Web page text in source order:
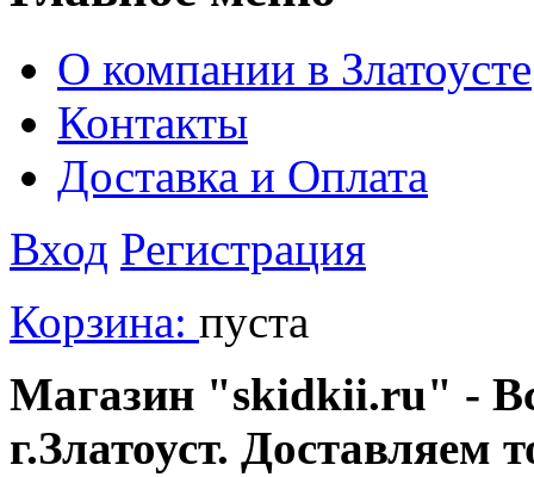
О компании в Златоусте
Контакты
Доставка и Оплата
Вход Регистрация
Корзина: пуста
Магазин "skidkii.ru" -
г.Златоуст.